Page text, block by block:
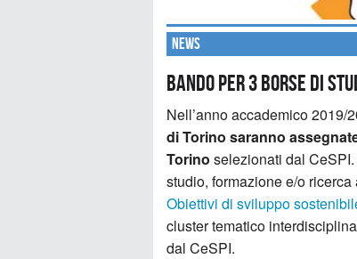
News
Bando per 3 borse di
Nell’anno accademico 2019/
di Torino saranno
Torino selezionati dal
studio, formazione e/o
Obiettivi di sviluppo
cluster tematico
dal CeSPI.